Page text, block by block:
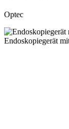
Optec
Endoskopiegerät